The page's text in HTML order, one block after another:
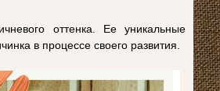
оттенка. Ее уникальные
в процессе своего развития.